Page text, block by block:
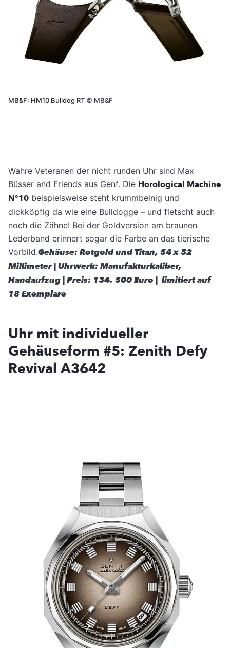
MB&F: HM10 Bulldog RT © MB&F
Wahre Veteranen der nicht runden Uhr sind Max
Büsser and Friends aus Genf. Die Horological Machine
N°10 beispielsweise steht krummbeinig und
dickköpfig da wie eine Bulldogge – und fletscht auch
noch die Zähne! Bei der Goldversion am braunen
Lederband erinnert sogar die Farbe an das tierische
Vorbild.Gehäuse: Rotgold und Titan, 54 x 52
Millimeter | Uhrwerk: Manufakturkaliber,
Handaufzug | Preis: 134. 500 Euro | limitiert auf
18 Exemplare
Uhr mit individueller
Gehäuseform #5: Zenith Defy
Revival A3642